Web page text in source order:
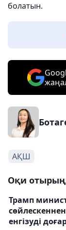
болатын.
АҚШ
Оқи
Трамп
енгізуді